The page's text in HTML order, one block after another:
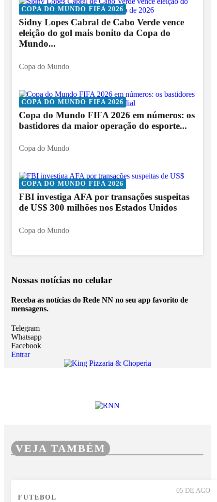
COPA DO MUNDO FIFA 2026
Sidny Lopes Cabral de Cabo Verde vence
eleição do gol mais bonito da Copa do
Mundo...
Copa do Mundo
COPA DO MUNDO FIFA 2026
Copa do Mundo FIFA 2026 em números: os
bastidores da maior operação do esporte...
Copa do Mundo
COPA DO MUNDO FIFA 2026
FBI investiga AFA por transações suspeitas
de US$ 300 milhões nos Estados Unidos
Copa do Mundo
Nossas notícias no celular
Receba as notícias do Rede NN no seu app favorito de
mensagens.
Telegram
Whatsapp
Facebook
Entrar
VEJA TAMBÉM
05 DE AGO
FUTEBOL